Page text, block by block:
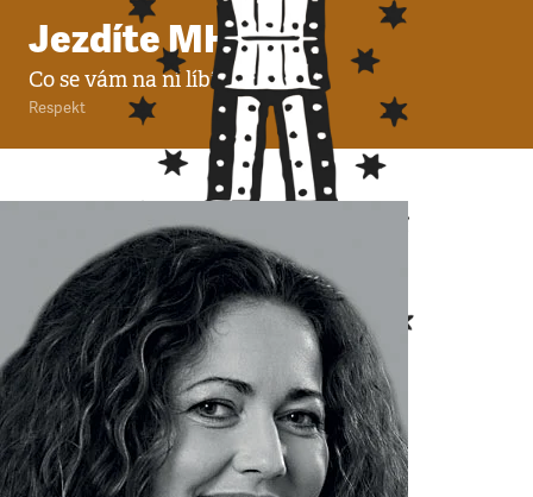
Jezdíte MHD?
Co se vám na ní líbí a co ne?
Respekt